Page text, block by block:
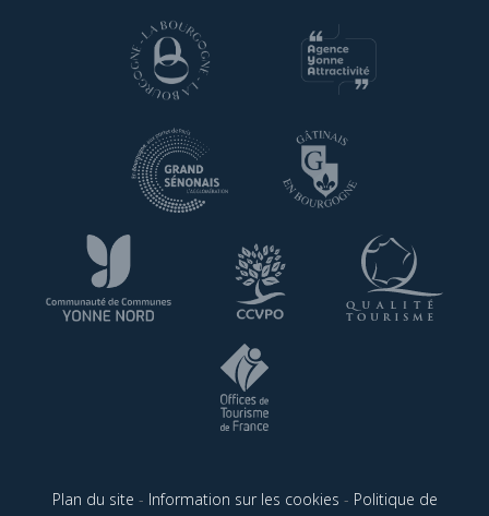
Plan du site - Information sur les cookies - Politique de